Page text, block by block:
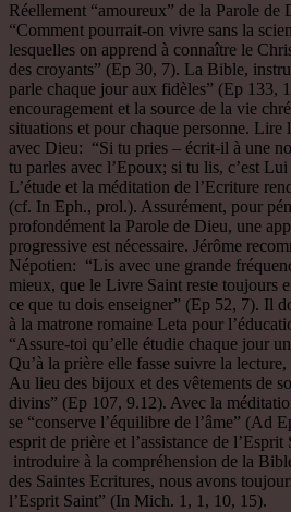
Réellement “amoureux” de la Parole de
“Comment pourrait-on vivre sans la
lesquelles on apprend à connaître le
des croyants” (Ep 30, 7). La Bible,
parle chaque jour aux fidèles” (Ep 133,
encouragement et la source de la vie
situations et pour chaque personne.
avec Dieu: “Si tu pries – écrit-il à une
tu parles avec l’Epoux; si tu lis, c’est
L’étude et la méditation de l’Ecriture
(cf. In Eph., prol.). Assurément, pour
profondément la Parole de Dieu, une
progressive est nécessaire. Jérôme
Népotien: “Lis avec une grande
mieux, que le Livre Saint reste toujours
ce que tu dois enseigner” (Ep 52, 7). Il
à la matrone romaine Leta pour
“Assure-toi qu’elle étudie chaque jour
Qu’à la prière elle fasse suivre la
Au lieu des bijoux et des vêtements de
divins” (Ep 107, 9.12). Avec la
se “conserve l’équilibre de l’âme” (Ad
esprit de prière et l’assistance de
introduire à la compréhension de la
des Saintes Ecritures, nous avons
l’Esprit Saint” (In Mich. 1, 1, 10, 15).